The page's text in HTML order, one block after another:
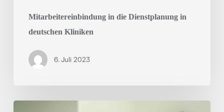
Mitarbeitereinbindung in die Dienstplanung in
deutschen Kliniken
6. Juli 2023
Optimierung